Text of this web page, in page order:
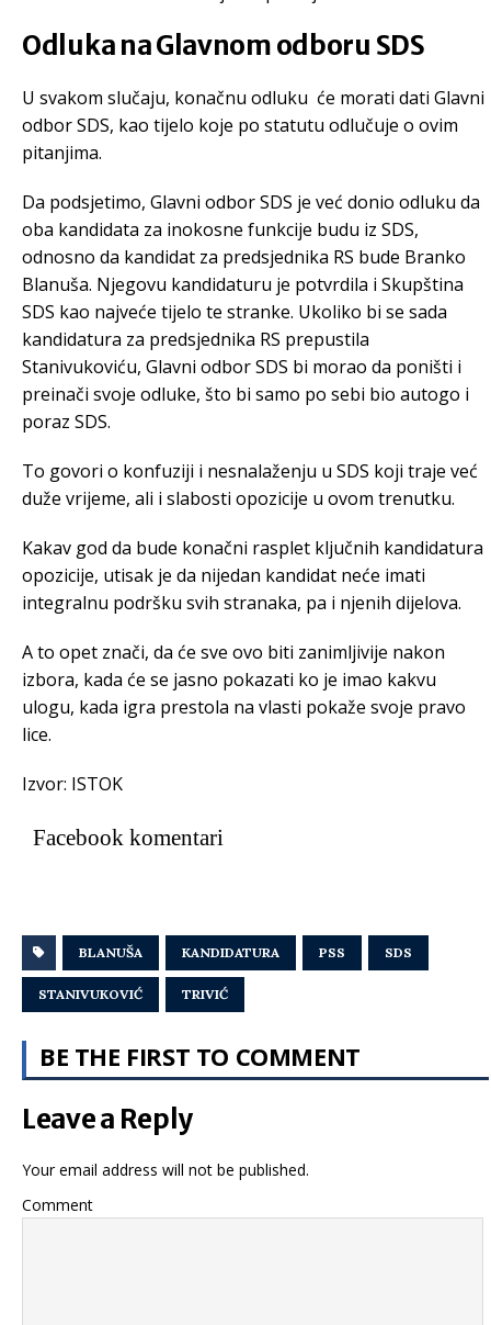
Odluka na Glavnom odboru SDS
U svakom slučaju, konačnu odluku će morati dati Glavni
odbor SDS, kao tijelo koje po statutu odlučuje o ovim
pitanjima.
Da podsjetimo, Glavni odbor SDS je već donio odluku da
oba kandidata za inokosne funkcije budu iz SDS,
odnosno da kandidat za predsjednika RS bude Branko
Blanuša. Njegovu kandidaturu je potvrdila i Skupština
SDS kao najveće tijelo te stranke. Ukoliko bi se sada
kandidatura za predsjednika RS prepustila
Stanivukoviću, Glavni odbor SDS bi morao da poništi i
preinači svoje odluke, što bi samo po sebi bio autogo i
poraz SDS.
To govori o konfuziji i nesnalaženju u SDS koji traje već
duže vrijeme, ali i slabosti opozicije u ovom trenutku.
Kakav god da bude konačni rasplet ključnih kandidatura
opozicije, utisak je da nijedan kandidat neće imati
integralnu podršku svih stranaka, pa i njenih dijelova.
A to opet znači, da će sve ovo biti zanimljivije nakon
izbora, kada će se jasno pokazati ko je imao kakvu
ulogu, kada igra prestola na vlasti pokaže svoje pravo
lice.
Izvor: ISTOK
Facebook komentari
BLANUŠA KANDIDATURA PSS SDS
STANIVUKOVIĆ TRIVIĆ
BE THE FIRST TO COMMENT
Leave a Reply
Your email address will not be published.
Comment